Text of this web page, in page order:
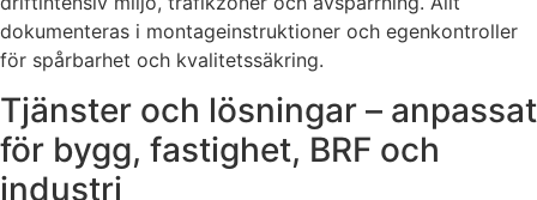
dokumenteras i montageinstruktioner och egenkontroller
för spårbarhet och kvalitetssäkring.
Tjänster och lösningar – anpassat
för bygg, fastighet, BRF och
industri